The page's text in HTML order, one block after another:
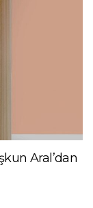
Aral’dan